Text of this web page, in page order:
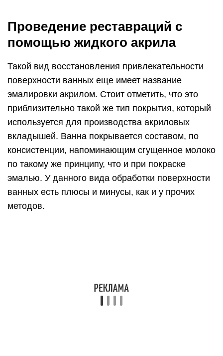
Основные преимущества восстановления
поверхности ванных с помощью наливного
акрила:
Подходит для восстановления ванных,
сделанных их чугунных или стальных